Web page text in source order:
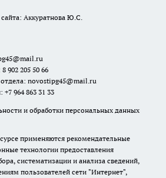
Аккуратнова Ю.С.
902 205 50 66
novostipg45@mail.ru
964 863 31 33
и обработки персональных данных
применяются рекомендательные
технологии предоставления
систематизации и анализа сведений,
пользователей сети "Интернет",